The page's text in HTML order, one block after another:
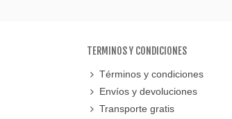
TERMINOS Y CONDICIONES
Términos y condiciones
Envíos y devoluciones
Transporte gratis